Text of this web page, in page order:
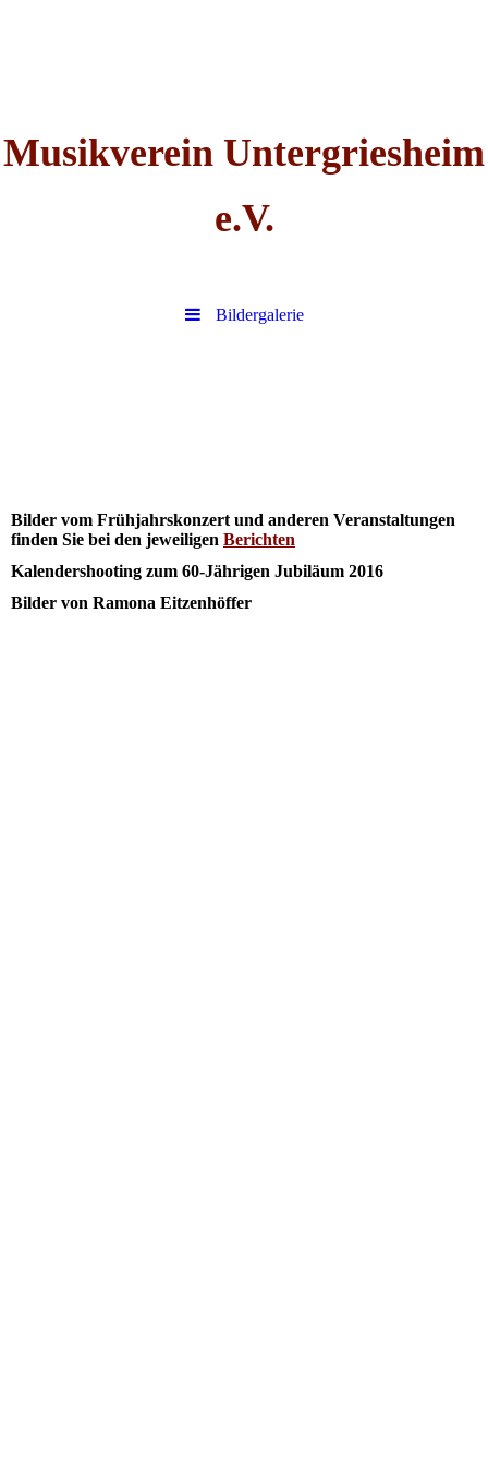
Musikverein Untergriesheim
e.V.
Bildergalerie
Bilder vom Frühjahrskonzert und anderen Veranstaltungen
finden Sie bei den jeweiligen Berichten
Kalendershooting zum 60-Jährigen Jubiläum 2016
Bilder von Ramona Eitzenhöffer